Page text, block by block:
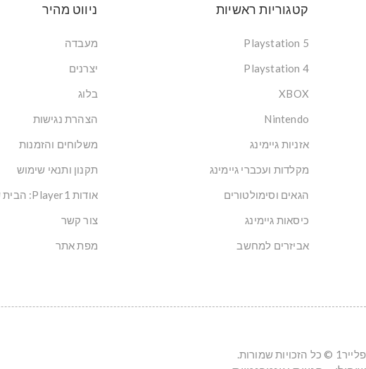
קטגוריות ראשיות
Playstation 5
Playstation 4
XBOX
Nintendo
אזניות גיימינג
מקלדות ועכברי גיימינג
הגאים וסימולטורים
כיסאות גיימינג
אביזרים למחשב
ניווט מהיר
מעבדה
יצרנים
בלוג
הצהרת נגישות
משלוחים והזמנות
תקנון ותנאי שימוש
אודות Player1: הבית של הגיימרים בישראל
צור קשר
מפת אתר
פלייר1 © כל הזכויות שמורות.